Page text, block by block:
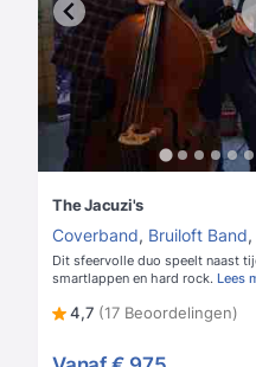
The Jacuzi's
Coverband, Bruiloft Band,
Dit sfeervolle duo speelt naast
smartlappen en hard rock. Lees
4,7 (17 Beoordelingen)